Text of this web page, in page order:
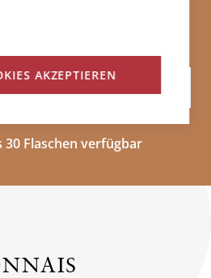
30 Flaschen verfügbar
AKZEPTIEREN